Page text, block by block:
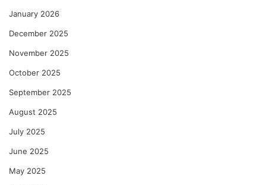
January 2026
December 2025
November 2025
October 2025
September 2025
August 2025
July 2025
June 2025
May 2025